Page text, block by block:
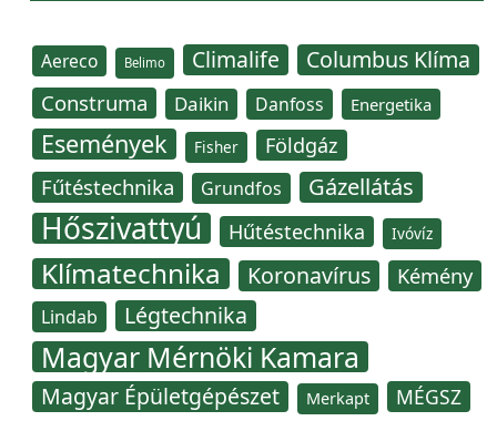
Aereco Belimo Climalife Columbus Klíma
Construma Daikin Danfoss Energetika
Események Fisher Földgáz
Fűtéstechnika Grundfos Gázellátás
Hőszivattyú Hűtéstechnika Ivóvíz
Klímatechnika Koronavírus Kémény
Lindab Légtechnika
Magyar Mérnöki Kamara
Magyar Épületgépészet Merkapt MÉGSZ